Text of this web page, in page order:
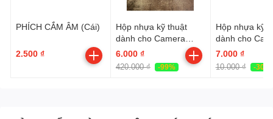
PHÍCH CẮM ÂM (Cái)
2.500 ₫
Hộp nhựa kỹ thuật
dành cho Camera
(11cmx11cmx5cm |
Thùng 100c | HKT
11cm )
6.000 ₫
420.000 ₫ -99%
Hộp nhựa kỹ
dành cho
Thùng 100c |
12cm )
7.000 ₫
10.000 ₫ -30%